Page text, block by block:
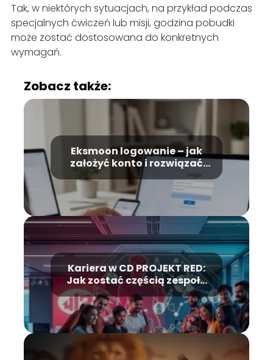
Tak, w niektórych sytuacjach, na przykład podczas
specjalnych ćwiczeń lub misji, godzina pobudki
może zostać dostosowana do konkretnych
wymagań.
Zobacz także:
Eksmoon logowanie – jak
założyć konto i rozwiązać
problemy?
Kariera w CD PROJEKT RED:
Jak zostać częścią zespołu
tworzącego światowe hity?